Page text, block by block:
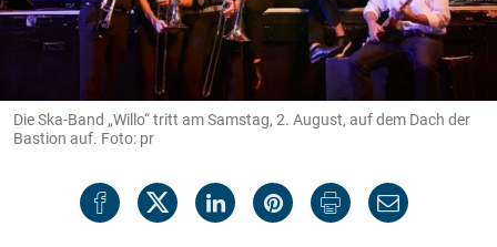
Die Ska-Band „Willo“ tritt am Samstag, 2. August, auf dem Dach der
Bastion auf. Foto: pr